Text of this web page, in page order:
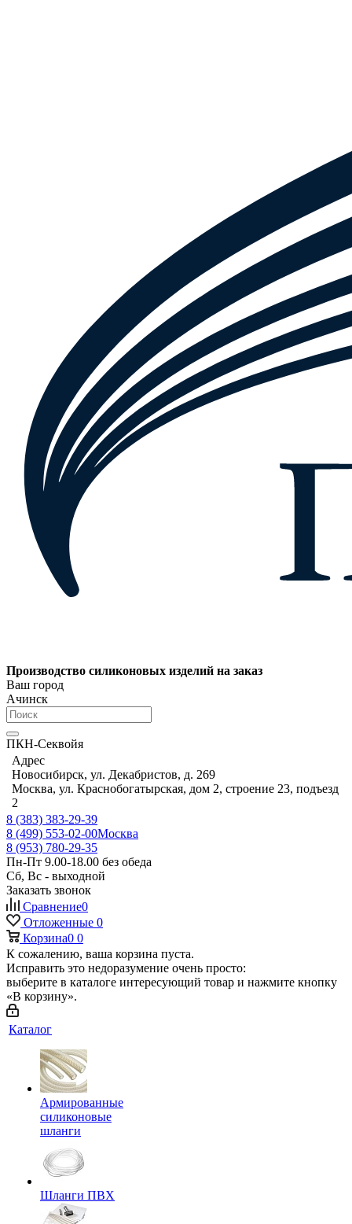
Производство силиконовых изделий на заказ
Ваш город
Ачинск
ПКН-Секвойя
Адрес
Новосибирск, ул. Декабристов, д. 269
Москва, ул. Краснобогатырская, дом 2, строение 23, подъезд
2
8 (383) 383-29-39
8 (499) 553-02-00Москва
8 (953) 780-29-35
Пн-Пт 9.00-18.00 без обеда
Сб, Вс - выходной
Заказать звонок
Сравнение0
Отложенные 0
Корзина0 0
К сожалению, ваша корзина пуста.
Исправить это недоразумение очень просто:
выберите в каталоге интересующий товар и нажмите кнопку
«В корзину».
Каталог
Армированные
силиконовые
шланги
Шланги ПВХ